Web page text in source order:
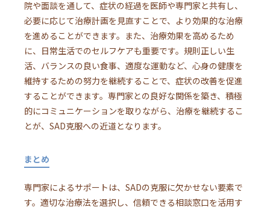
院や面談を通して、症状の経過を医師や専門家と共有し、
必要に応じて治療計画を見直すことで、より効果的な治療
を進めることができます。また、治療効果を高めるため
に、日常生活でのセルフケアも重要です。規則正しい生
活、バランスの良い食事、適度な運動など、心身の健康を
維持するための努力を継続することで、症状の改善を促進
することができます。専門家との良好な関係を築き、積極
的にコミュニケーションを取りながら、治療を継続するこ
とが、SAD克服への近道となります。
まとめ
専門家によるサポートは、SADの克服に欠かせない要素で
す。適切な治療法を選択し、信頼できる相談窓口を活用す